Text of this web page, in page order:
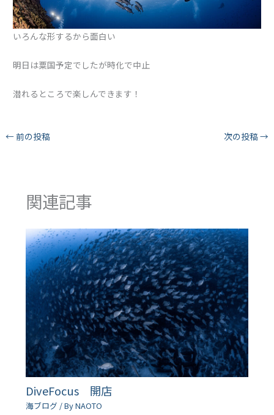
いろんな形するから面白い
明日は粟国予定でしたが時化で中止
潜れるところで楽しんできます！
←前の投稿 次の投稿 →
関連記事
DiveFocus 開店
海ブログ / ByNAOTO